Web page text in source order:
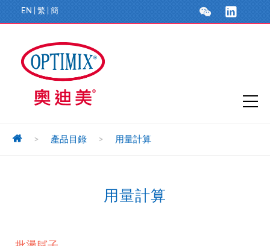
EN 繁 簡
> 產品目錄 > 用量計算
用量計算